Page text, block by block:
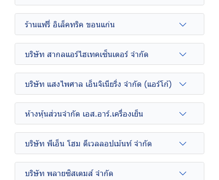
ร้านแฟรี่ อิเล็คทริค ขอนแก่น
บริษัท สากลแอร์ไฮเทคเซ็นเตอร์ จำกัด
บริษัท แสงไพศาล เอ็นจิเนียริ่ง จำกัด (แอร์โก้)
ห้างหุ้นส่วนจำกัด เอส.อาร์.เครื่องเย็น
บริษัท พีเอ็น โฮม ดีเวลลอปเม้นท์ จำกัด
บริษัท พลายซิสเตมส์ จำกัด